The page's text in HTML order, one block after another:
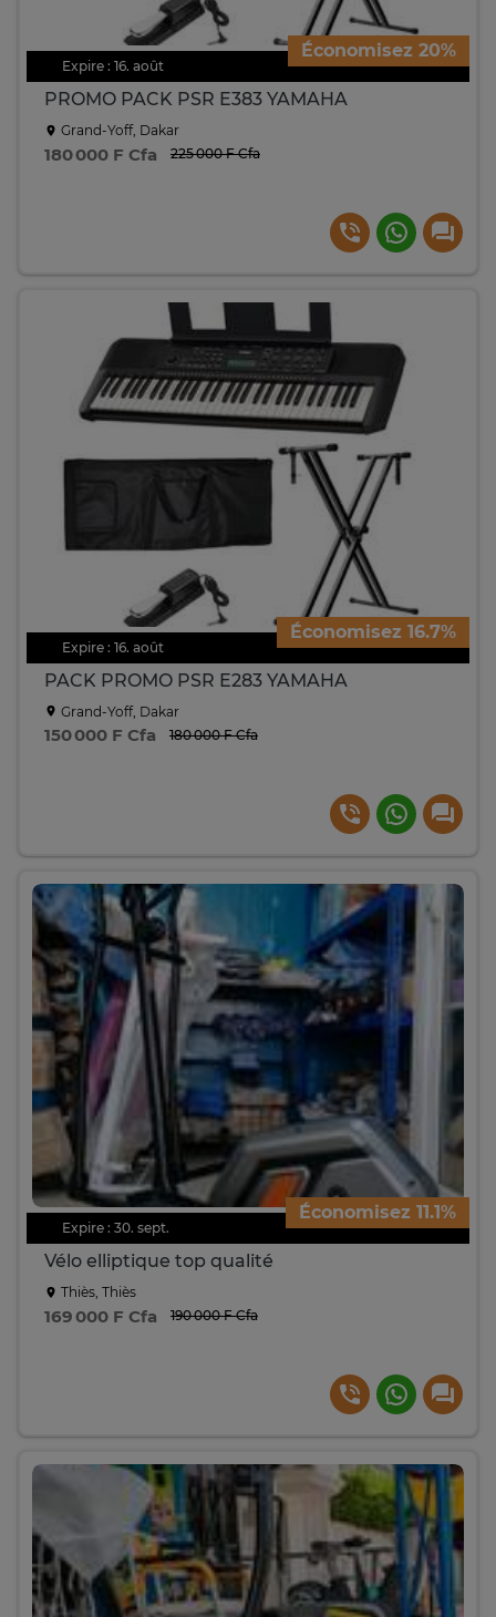
Expire : 16. août
Économisez 20%
PROMO PACK PSR E383 YAMAHA
Grand-Yoff, Dakar
180 000 F Cfa 225 000 F Cfa
Expire : 16. août
Économisez 16.7%
PACK PROMO PSR E283 YAMAHA
Grand-Yoff, Dakar
150 000 F Cfa 180 000 F Cfa
Expire : 30. sept.
Économisez 11.1%
Vélo elliptique top qualité
Thiès, Thiès
169 000 F Cfa 190 000 F Cfa